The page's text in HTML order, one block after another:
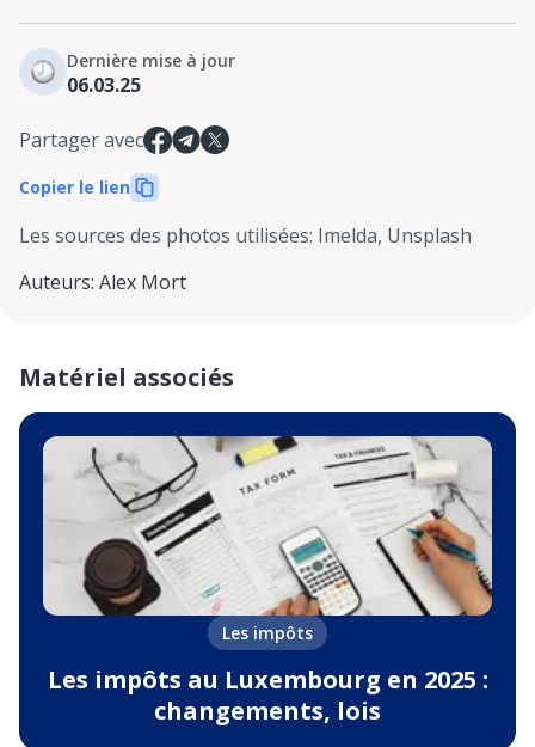
Dernière mise à jour
06.03.25
Partager avec
Copier le lien
Les sources des photos utilisées: Imelda, Unsplash
Auteurs: Alex Mort
Matériel associés
Les impôts
Les impôts au Luxembourg en 2025 :
changements, lois